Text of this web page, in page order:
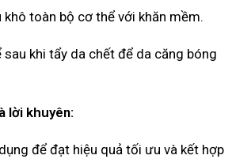
toàn bộ cơ thể với khăn mềm.
khi tẩy da chết để da căng bóng
lời khuyên:
để đạt hiệu quả tối ưu và kết hợp